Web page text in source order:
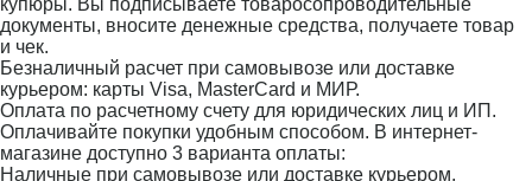
документы, вносите денежные средства, получаете товар
и чек.
Безналичный расчет при самовывозе или доставке
курьером: карты Visa, MasterCard и МИР.
Оплата по расчетному счету для юридических лиц и ИП.
Оплачивайте покупки удобным способом. В интернет-
магазине доступно 3 варианта оплаты:
Наличные при самовывозе или доставке курьером.